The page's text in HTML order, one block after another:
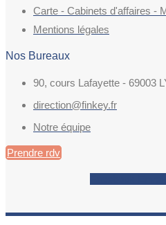
Carte - Cabinets d'affaires -
Mentions légales
Nos Bureaux
90, cours Lafayette - 69003
direction@finkey.fr
Notre équipe
Prendre rdv